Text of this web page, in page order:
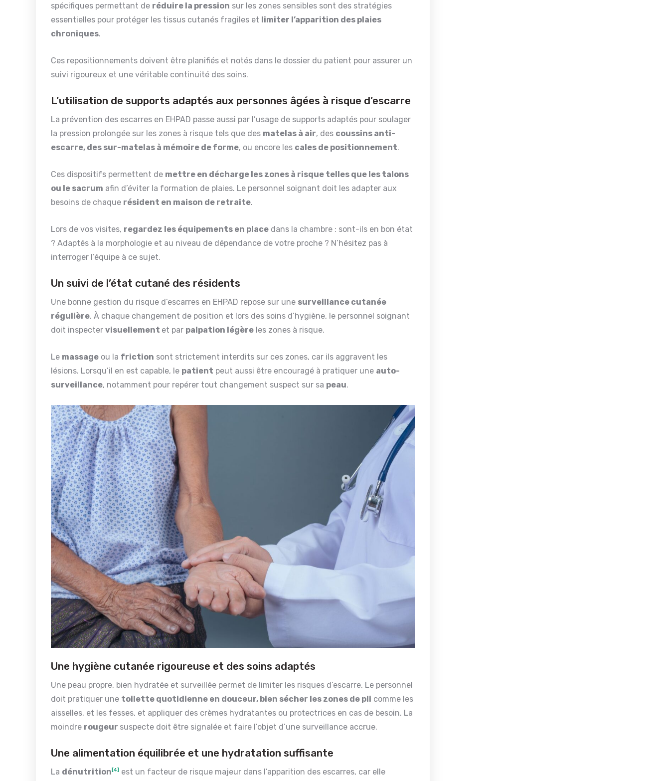
spécifiques permettant de réduire la pression sur les zones sensibles sont des stratégies
essentielles pour protéger les tissus cutanés fragiles et limiter l’apparition des plaies
chroniques.
Ces repositionnements doivent être planifiés et notés dans le dossier du patient pour assurer un
suivi rigoureux et une véritable continuité des soins.
L’utilisation de supports adaptés aux personnes âgées à risque d’escarre
La prévention des escarres en EHPAD passe aussi par l’usage de supports adaptés pour soulager
la pression prolongée sur les zones à risque tels que des matelas à air, des coussins anti-
escarre, des sur-matelas à mémoire de forme, ou encore les cales de positionnement.
Ces dispositifs permettent de mettre en décharge les zones à risque telles que les talons
ou le sacrum afin d’éviter la formation de plaies. Le personnel soignant doit les adapter aux
besoins de chaque résident en maison de retraite.
Lors de vos visites, regardez les équipements en place dans la chambre : sont-ils en bon état
? Adaptés à la morphologie et au niveau de dépendance de votre proche ? N’hésitez pas à
interroger l’équipe à ce sujet.
Un suivi de l’état cutané des résidents
Une bonne gestion du risque d’escarres en EHPAD repose sur une surveillance cutanée
régulière. À chaque changement de position et lors des soins d’hygiène, le personnel soignant
doit inspecter visuellement et par palpation légère les zones à risque.
Le massage ou la friction sont strictement interdits sur ces zones, car ils aggravent les
lésions. Lorsqu’il en est capable, le patient peut aussi être encouragé à pratiquer une auto-
surveillance, notamment pour repérer tout changement suspect sur sa peau.
Une hygiène cutanée rigoureuse et des soins adaptés
Une peau propre, bien hydratée et surveillée permet de limiter les risques d’escarre. Le personnel
doit pratiquer une toilette quotidienne en douceur, bien sécher les zones de pli comme les
aisselles, et les fesses, et appliquer des crèmes hydratantes ou protectrices en cas de besoin. La
moindre rougeur suspecte doit être signalée et faire l’objet d’une surveillance accrue.
Une alimentation équilibrée et une hydratation suffisante
La dénutrition [4] est un facteur de risque majeur dans l’apparition des escarres, car elle